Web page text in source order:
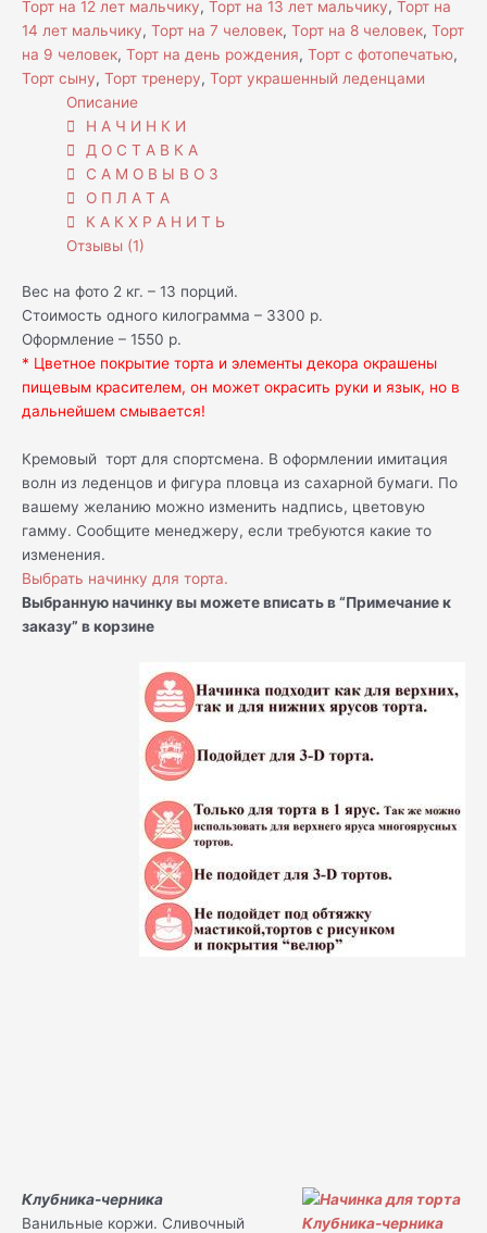
Торт на 12 лет мальчику, Торт на 13 лет мальчику, Торт на
14 лет мальчику, Торт на 7 человек, Торт на 8 человек, Торт
на 9 человек, Торт на день рождения, Торт с фотопечатью,
Торт сыну, Торт тренеру, Торт украшенный леденцами
Описание
Н А Ч И Н К И
Д О С Т А В К А
С А М О В Ы В О З
О П Л А Т А
К А К Х Р А Н И Т Ь
Отзывы (1)
Вес на фото 2 кг. – 13 порций.
Стоимость одного килограмма – 3300 р.
Оформление – 1550 р.
* Цветное покрытие торта и элементы декора окрашены
пищевым красителем, он может окрасить руки и язык, но в
дальнейшем смывается!
Кремовый торт для спортсмена. В оформлении имитация
волн из леденцов и фигура пловца из сахарной бумаги. По
вашему желанию можно изменить надпись, цветовую
гамму. Сообщите менеджеру, если требуются какие то
изменения.
Выбрать начинку для торта.
Выбранную начинку вы можете вписать в “Примечание к
заказу” в корзине
Клубника-черника
Ванильные коржи. Сливочный